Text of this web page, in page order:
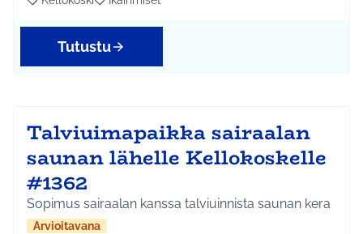
Rajaa tulokset aihepiirin mukaan: Kellokoski
Rajaa tulokset teeman mukaan: Ikäihmiset
Tutustu
Talviuimapaikka sairaalan
saunan lähelle Kellokoskelle
#1362
Sopimus sairaalan kanssa talviuinnista saunan kera
Arvioitavana